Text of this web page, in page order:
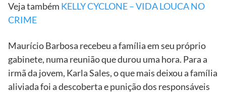
Veja também KELLY CYCLONE – VIDA LOUCA NO
CRIME
Maurício Barbosa recebeu a família em seu próprio
gabinete, numa reunião que durou uma hora. Para a
irmã da jovem, Karla Sales, o que mais deixou a família
aliviada foi a descoberta e punição dos responsáveis